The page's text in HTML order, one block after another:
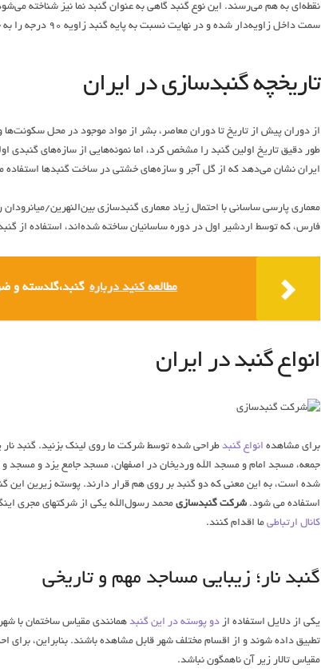
نقطه‌ای به هم می‌رسند. این نوع گنبد گاهی به عنوان گنبد نما نیز شناخته
سمت داخل زاویه‌دار شده و در نهایت نسبت به پایه گنبد زاویه ۹۰ درجه را به خود می‌گیرند.
تاریخچه گنبدسازی در ایران
از دوران پیش از تاریخ تا دوران معاصر، بشر از مواد موجود در محل
طور دقیق تاریخ اولین گنبد را مشخص کرد، اما نمونه‌هایی از سازه‌های
ایران نشان می‌دهد که از گل آجر و سازه‌های خشتی در ساخت گنبدها
معماری پارسی ساسانی با احتمال زیاد معماری گنبدسازی بین‌النهرین/
فارس، که توسط اردشیر اول در دوره ساسانیان ساخته شده‌اند، استفاده از
مطالعه کنید درباره‌ گنبد،گلدسته و
انواع گنبد در ایران
برای مشاهده انواع گنبد طراحی شده توسط شرکت ما روی لینک بزنید. گنبد
جمعه، مسجد امام و مسجد الله وردیخان در اصفهان، مسجد جامع یزد و
شده است، به این معنی که دو گنبد بر روی هم قرار دارند. پوسته زیرین این
استفاده می شود. شرکت گنبدسازی محمد رسول‌الله یکی از شرکتهای مجری
کانال ارتباطی ما اقدام کنند.
گنبد نار؛ زیبایی مساجد مهم و تاریخی
یکی از دلایل استفاده از دو پوسته در این گنبد همانندی مقیاس ساختمان با
تطبیق داده شوند و از اقسام مختلف شهر قابل مشاهده باشند. بنابراین، برای
مقیاس تالار زیر آن ناهمگون نباشد.